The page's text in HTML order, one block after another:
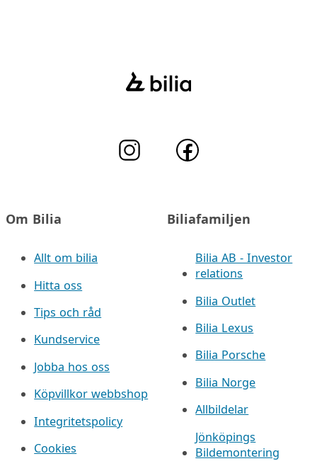
Om Bilia
Allt om bilia
Hitta oss
Tips och råd
Kundservice
Jobba hos oss
Köpvillkor webbshop
Integritetspolicy
Cookies
Biliafamiljen
Bilia AB - Investor
relations
Bilia Outlet
Bilia Lexus
Bilia Porsche
Bilia Norge
Allbildelar
Jönköpings
Bildemontering